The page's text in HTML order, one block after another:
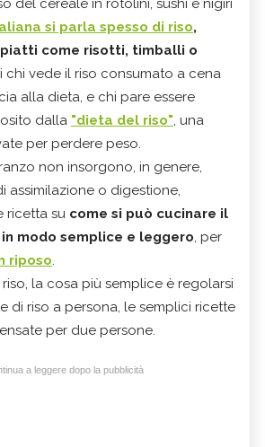
del cereale in rotolini, sushi e nigiri
si parla spesso di riso,
come risotti, timballi o
chi vede il riso consumato a cena
alla dieta, e chi pare essere
dalla "dieta del riso", una
per perdere peso.
non insorgono, in genere,
assimilazione o digestione,
ricetta su come si può cucinare il
modo semplice e leggero, per
riposo.
la cosa più semplice è regolarsi
di riso a persona, le semplici ricette
per due persone.
a leggere dopo la pubblicità